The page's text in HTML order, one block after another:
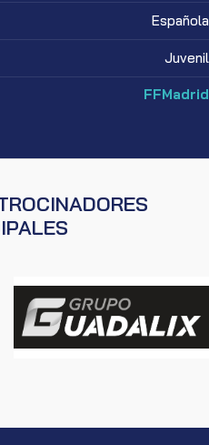
Española
Juvenil
FFMadrid